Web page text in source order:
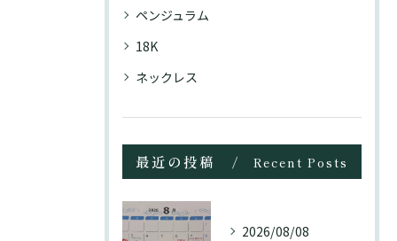
ペンジュラム
18K
ネックレス
最近の投稿 Recent Posts
2026/08/08